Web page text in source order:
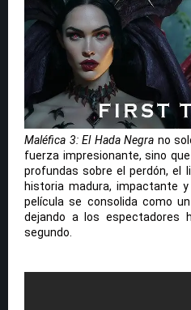
Maléfica 3: El Hada Negra no
fuerza impresionante, sino
profundas sobre el perdón, el
historia madura, impactante
película se consolida como
dejando a los espectadores
segundo.